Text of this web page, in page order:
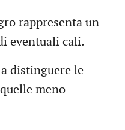
rappresenta un
eventuali cali.
distinguere le
meno